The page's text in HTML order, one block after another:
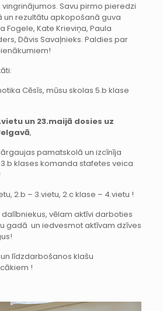
Savu pirmo pieredzi
un rezultātu apkopošanā guva
Fogele, Kate Krieviņa, Paula
Dāvis Savaļnieks. Paldies par
Cēsīs, mūsu skolas 5.b klase
un 23.maijā dosies uz
,
pamatskolā un izcīnīja
klases komanda stafetes veica
2.b – 3.vietu, 2.c klase – 4.vietu !
vēlam aktīvi darboties
gadā un iedvesmot aktīvam dzīves
līdzdarbošanos klašu
!